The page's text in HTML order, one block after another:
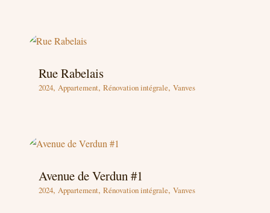
Rue Rabelais
2024, Appartement, Rénovation intégrale, Vanves
Avenue de Verdun #1
2024, Appartement, Rénovation intégrale, Vanves